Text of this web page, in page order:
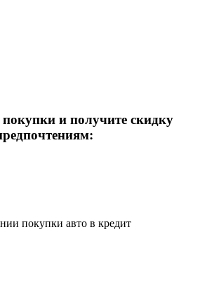
и получите скидку
покупки авто в кредит